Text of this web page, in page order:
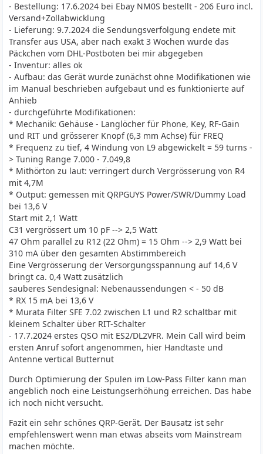
- Bestellung: 17.6.2024 bei Ebay NM0S bestellt - 206 Euro incl.
Versand+Zollabwicklung
- Lieferung: 9.7.2024 die Sendungsverfolgung endete mit
Transfer aus USA, aber nach exakt 3 Wochen wurde das
Päckchen vom DHL-Postboten bei mir abgegeben
- Inventur: alles ok
- Aufbau: das Gerät wurde zunächst ohne Modifikationen wie
im Manual beschrieben aufgebaut und es funktionierte auf
Anhieb
- durchgeführte Modifikationen:
* Mechanik: Gehäuse - Langlöcher für Phone, Key, RF-Gain
und RIT und grösserer Knopf (6,3 mm Achse) für FREQ
* Frequenz zu tief, 4 Windung von L9 abgewickelt = 59 turns -
> Tuning Range 7.000 - 7.049,8
* Mithörton zu laut: verringert durch Vergrösserung von R4
mit 4,7M
* Output: gemessen mit QRPGUYS Power/SWR/Dummy Load
bei 13,6 V
Start mit 2,1 Watt
C31 vergrössert um 10 pF --> 2,5 Watt
47 Ohm parallel zu R12 (22 Ohm) = 15 Ohm --> 2,9 Watt bei
310 mA über den gesamten Abstimmbereich
Eine Vergrösserung der Versorgungsspannung auf 14,6 V
bringt ca. 0,4 Watt zusätzlich
sauberes Sendesignal: Nebenaussendungen < - 50 dB
* RX 15 mA bei 13,6 V
* Murata Filter SFE 7.02 zwischen L1 und R2 schaltbar mit
kleinem Schalter über RIT-Schalter
- 17.7.2024 erstes QSO mit ES2/DL2VFR. Mein Call wird beim
ersten Anruf sofort angenommen, hier Handtaste und
Antenne vertical Butternut
Durch Optimierung der Spulen im Low-Pass Filter kann man
angeblich noch eine Leistungserhöhung erreichen. Das habe
ich noch nicht versucht.
Fazit ein sehr schönes QRP-Gerät. Der Bausatz ist sehr
empfehlenswert wenn man etwas abseits vom Mainstream
machen möchte.